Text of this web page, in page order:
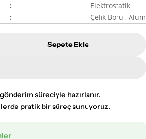
:
Elektrostatik
: Çelik Boru ,
Direkleri - K2021 Adedini
Aydınlatma Direkleri -
Sepete Ekle
süreciyle hazırlanır.
pratik bir süreç sunuyoruz.